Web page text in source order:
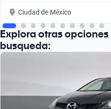
Ciudad de México
Explora otras
busqueda: